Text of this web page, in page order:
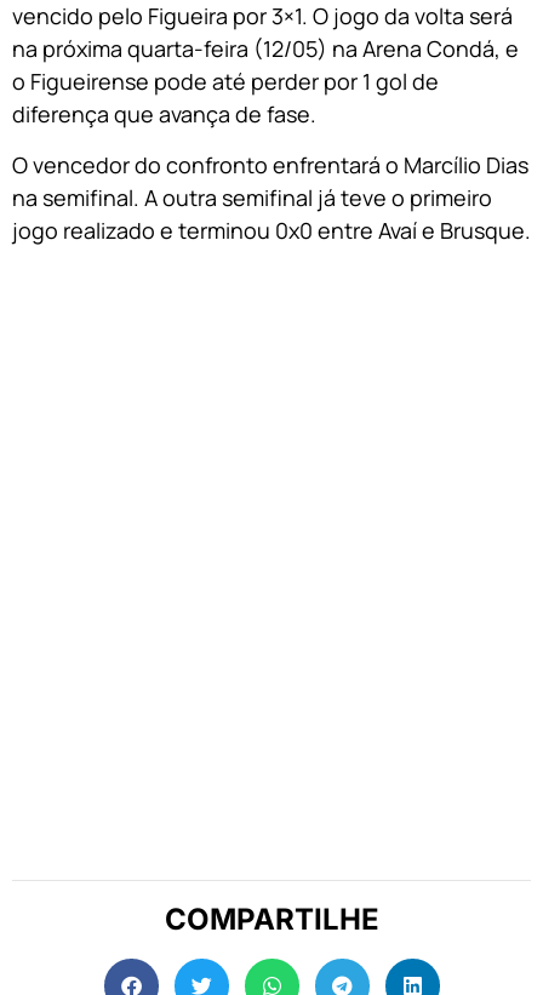
vencido pelo Figueira por 3×1. O jogo da volta será
na próxima quarta-feira (12/05) na Arena Condá, e
o Figueirense pode até perder por 1 gol de
diferença que avança de fase.
O vencedor do confronto enfrentará o Marcílio Dias
na semifinal. A outra semifinal já teve o primeiro
jogo realizado e terminou 0x0 entre Avaí e Brusque.
COMPARTILHE